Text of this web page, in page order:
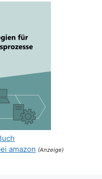
amazon (Anzeige)